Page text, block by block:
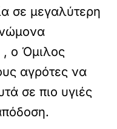
σε μεγαλύτερη
, ο Όμιλος
αγρότες να
σε πιο υγιές